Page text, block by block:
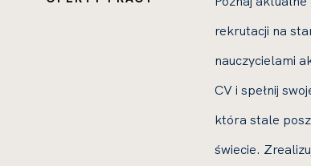
rekrutacji na
nauczycielami
CV i spełnij
która stale
świecie.